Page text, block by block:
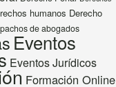
humanos Derecho
de abogados
Eventos
Eventos Jurídicos
Formación Online